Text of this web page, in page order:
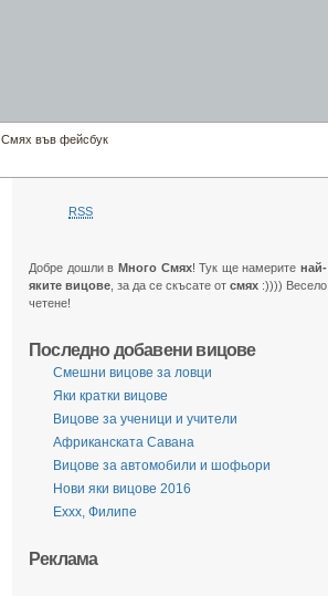
Смях във фейсбук
RSS
Добре дошли в Много Смях! Тук ще намерите най-
яките вицове , за да се скъсате от смях :)))) Весело
четене!
Последно добавени вицове
Смешни вицове за ловци
Яки кратки вицове
Вицове за ученици и учители
Африканската Савана
Вицове за автомобили и шофьори
Нови яки вицове 2016
Еххх, Филипе
Реклама